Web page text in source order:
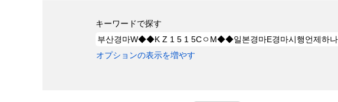
キーワードで探す
オプションの表示を増やす